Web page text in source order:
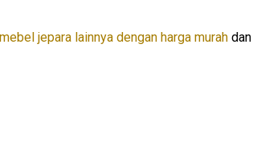
mebel jepara lainnya dengan harga murah dan